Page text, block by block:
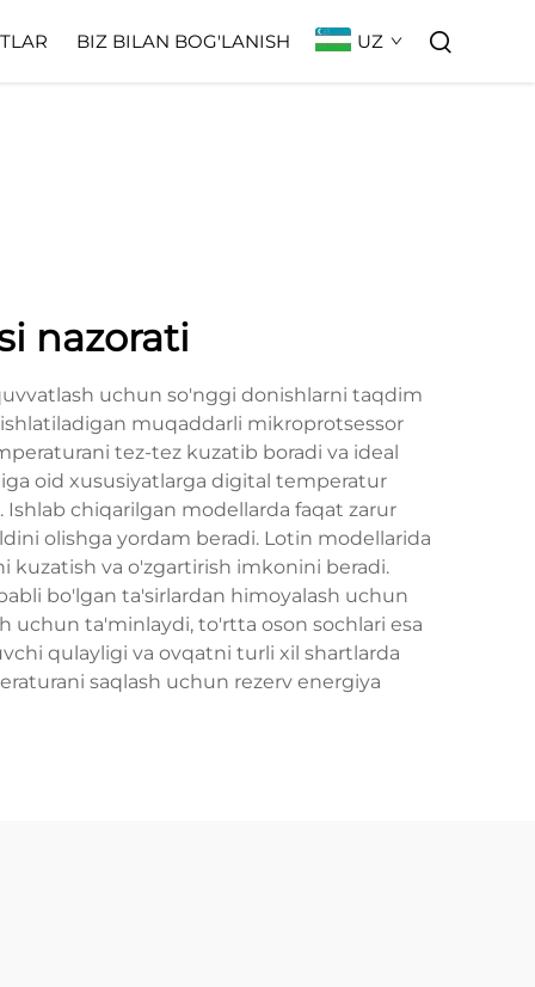
BIZ BILAN BOG'LANISH UZ
nazorati
uchun so'nggi donishlarni taqdim
muqaddarli mikroprotsessor
tez-tez kuzatib boradi va ideal
oid xususiyatlarga digital temperatur
chiqarilgan modellarda faqat zarur
olishga yordam beradi. Lotin modellarida
kuzatish va o'zgartirish imkonini beradi.
bo'lgan ta'sirlardan himoyalash uchun
uchun ta'minlaydi, to'rtta oson sochlari esa
qulayligi va ovqatni turli xil shartlarda
saqlash uchun rezerv energiya